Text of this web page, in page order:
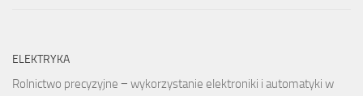
ELEKTRYKA
Rolnictwo precyzyjne − wykorzystanie elektroniki i automatyki w